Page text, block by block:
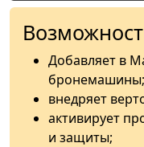
Добавляет в
бронемашины;
внедряет
активирует
и защиты;